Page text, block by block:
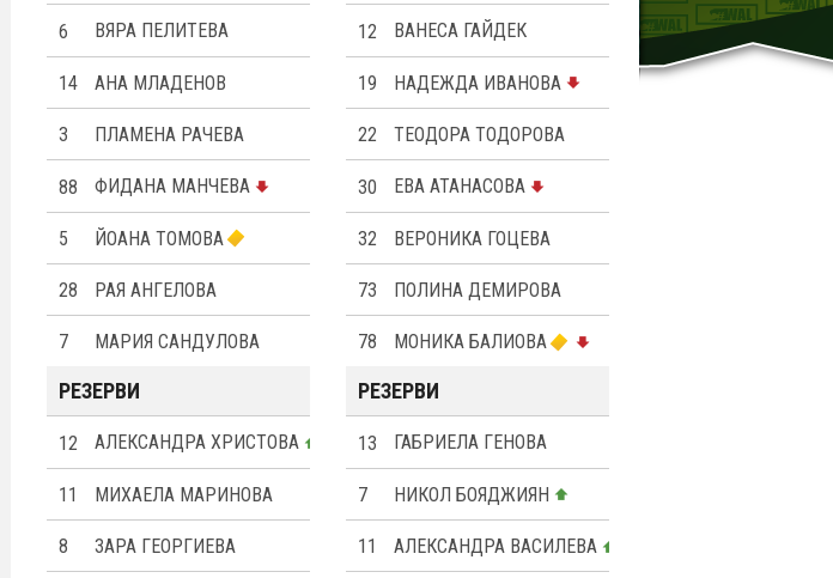
6 ВЯРА ПЕЛИТЕВА
14 АНА МЛАДЕНОВ
3 ПЛАМЕНА РАЧЕВА
88 ФИДАНА МАНЧЕВА
5 ЙОАНА ТОМОВА
28 РАЯ АНГЕЛОВА
7 МАРИЯ САНДУЛОВА
РЕЗЕРВИ
12 АЛЕКСАНДРА ХРИСТОВА
11 МИХАЕЛА МАРИНОВА
8 ЗАРА ГЕОРГИЕВА
12 ВАНЕСА ГАЙДЕК
19 НАДЕЖДА ИВАНОВА
22 ТЕОДОРА ТОДОРОВА
30 ЕВА АТАНАСОВА
32 ВЕРОНИКА ГОЦЕВА
73 ПОЛИНА ДЕМИРОВА
78 МОНИКА БАЛИОВА
РЕЗЕРВИ
13 ГАБРИЕЛА ГЕНОВА
7 НИКОЛ БОЯДЖИЯН
11 АЛЕКСАНДРА ВАСИЛЕВА